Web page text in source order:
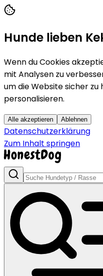
Hunde lieben
Wenn du Cookies
mit Analysen zu
um die Website sicher zu
personalisieren.
Alle akzeptieren Ablehnen
Datenschutzerklärung
Zum Inhalt springen